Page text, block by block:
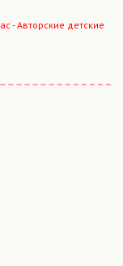
- Авторские детские